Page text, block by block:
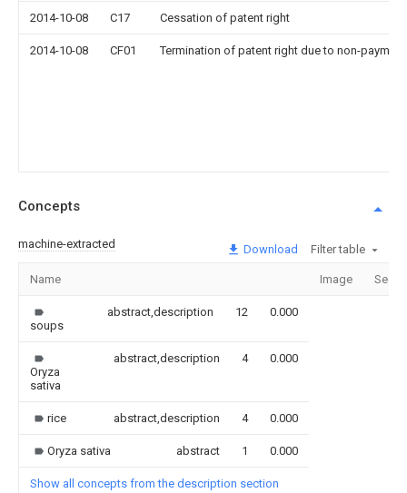
2014-10-08 C17 Cessation of patent right
2014-10-08 CF01 Termination of patent right due to non-
Concepts
machine-extracted Download Filter table
Name Image
soups
abstract,description 12 0.000
Oryza
sativa
abstract,description 4 0.000
rice abstract,description 4 0.000
Oryza sativa abstract 1 0.000
Show all concepts from the description section